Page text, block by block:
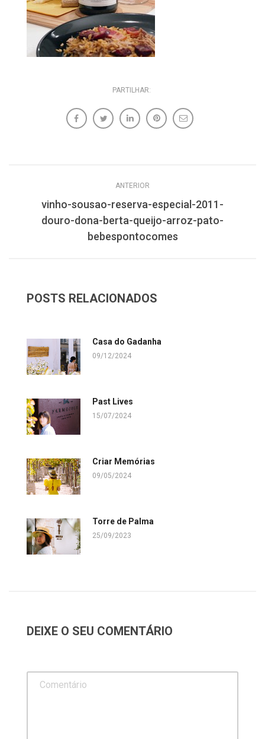
PARTILHAR:
ANTERIOR
vinho-sousao-reserva-especial-2011-
douro-dona-berta-queijo-arroz-pato-
bebespontocomes
POSTS RELACIONADOS
Casa do Gadanha
09/12/2024
Past Lives
15/07/2024
Criar Memórias
09/05/2024
Torre de Palma
25/09/2023
DEIXE O SEU COMENTÁRIO